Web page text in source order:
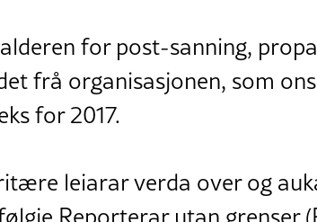
for post-sanning,
frå organisasjonen, som
for 2017.
leiarar verda over og